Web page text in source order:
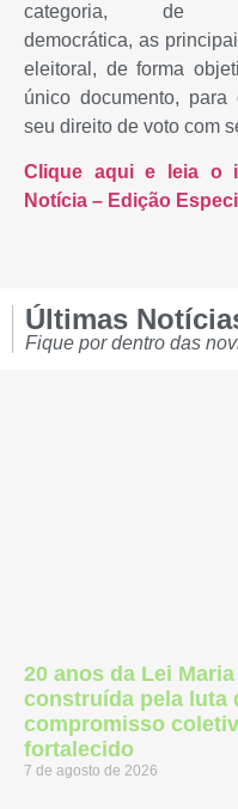
categoria, de
democrática, as
eleitoral, de forma
único documento,
seu direito de voto com
Clique aqui e leia o
Notícia – Edição
Últimas
Fique por dentro das
20 anos da Lei
construída pela luta
compromisso
fortalecido
7 de agosto de 2026